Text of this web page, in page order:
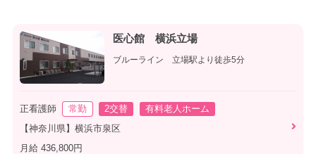
医心館 横浜立場
ブルーライン 立場駅より徒歩5分
正看護師 常勤 2交替
有料老人ホーム
【神奈川県】横浜市泉区
月給 436,800円